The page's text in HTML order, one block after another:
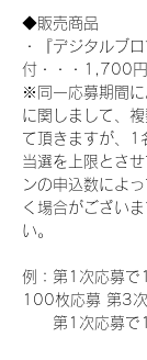
◆販売商品
・『デジタルブ
付・・・1,700
※同一応募期間に
に関しまして、
て頂きますが、1
当選を上限とさ
ンの申込数によ
く場合がござい
い。
例：第1次応募
100枚応募 第3
第1次応募で